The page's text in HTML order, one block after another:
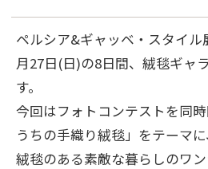
ペルシア&ギャッベ・スタイル
月27日(日)の8日間、絨毯ギャ
す。
今回はフォトコンテストを同
うちの手織り絨毯」をテーマ
絨毯のある素敵な暮らしのワ